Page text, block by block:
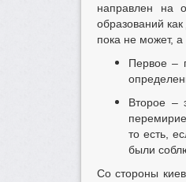
направлен на
образований
пока не может, а
Первое –
Второе –
то есть,
были
Со стороны